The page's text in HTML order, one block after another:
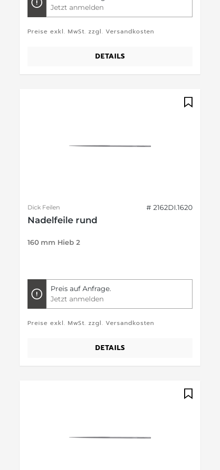
Jetzt anmelden
Preise exkl. MwSt. zzgl. Versandkosten
DETAILS
Dick Feilen # 2162DI.1620
Nadelfeile rund
160 mm Hieb 2
Preis auf Anfrage.
Jetzt anmelden
Preise exkl. MwSt. zzgl. Versandkosten
DETAILS